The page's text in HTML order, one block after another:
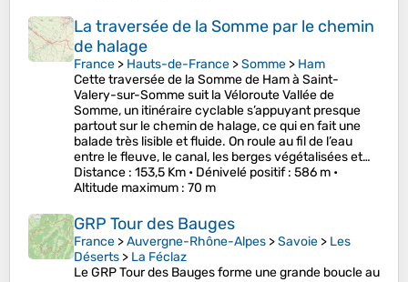
La traversée de la Somme par le chemin
de halage
France > Hauts-de-France >Somme > Ham
Cette traversée de la Somme de Ham à Saint-
Valery-sur-Somme suit la Véloroute Vallée de
Somme, un itinéraire cyclable s’appuyant presque
partout sur le chemin de halage, ce qui en fait une
balade très lisible et fluide. On roule au fil de l’eau
entre le fleuve, le canal, les berges végétalisées et…
Distance : 153,5 Km • Dénivelé positif: 586 m •
Altitude maximum : 70 m
GRP Tour des Bauges
France >Auvergne-Rhône-Alpes >Savoie > Les
Déserts > La Féclaz
Le GRP Tour des Bauges forme une grande boucle au